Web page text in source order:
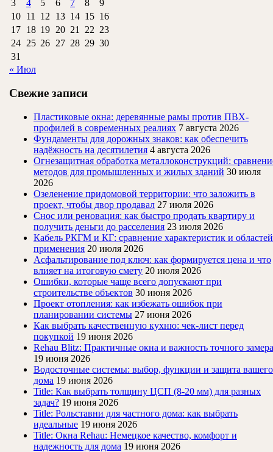
3 4 5 6 7 8
9
10 11 12 13 14 15 16
17 18 19 20 21 22 23
24 25 26 27 28 29 30
31
« Июл
Свежие записи
Пластиковые окна: деревянные рамы против ПВХ-
профилей в современных реалиях 7 августа 2026
Фундаменты для дорожных знаков: как обеспечить
надёжность на десятилетия 4 августа 2026
Огнезащитная обработка металлоконструкций:
методов для промышленных и жилых зданий 30 июля
2026
Озеленение придомовой территории: что заложить в
проект, чтобы двор продавал 27 июля 2026
Снос или реновация: как быстро продать квартиру и
получить деньги до расселения 23 июля 2026
Кабель РКГМ и КГ: сравнение характеристик и областей
применения 20 июля 2026
Асфальтирование под ключ: как формируется цена и что
влияет на итоговую смету 20 июля 2026
Ошибки, которые чаще всего допускают при
строительстве объектов 30 июня 2026
Проект отопления: как избежать ошибок при
планировании системы 27 июня 2026
Как выбрать качественную кухню: чек-лист перед
покупкой 19 июня 2026
Rehau Blitz: Практичные окна и важность точного замера
19 июня 2026
Водосточные системы: выбор, функции и защита вашего
дома 19 июня 2026
Title: Как выбрать толщину ЦСП (8-20 мм) для разных
задач? 19 июня 2026
Title: Рольставни для частного дома: как выбрать
идеальные 19 июня 2026
Title: Окна Rehau: Немецкое качество, комфорт и
надежность для дома 19 июня 2026